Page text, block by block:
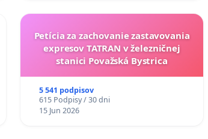
Petícia za zachovanie zastavovania
expresov TATRAN v železničnej
stanici Považská Bystrica
5 541 podpisov
615 Podpisy / 30 dni
15 Jun 2026